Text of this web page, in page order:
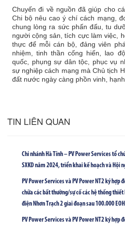
Chuyến đi về nguồn đã giúp cho
Chi bộ nêu cao ý chí cách mạng,
chung lòng ra sức phấn đấu, tu
người cộng sản, tích cực làm việc,
thực để mỗi cán bộ, đảng viên
nhiệm, tinh thần cống hiến, lao
quốc, phụng sự dân tộc, phục vụ
sự nghiệp cách mạng mà Chủ tịch
đất nước ngày càng phồn vinh, hạnh
TIN LIÊN QUAN
Chi nhánh Hà Tĩnh – PV Power Services tổ
SXKD năm 2024, triển khai kế hoạch và Hội
PV Power Services và PV Power NT2 ký hợp
chữa các bất thường/sự cố các hệ thống
điện Nhơn Trạch 2 giai đoạn sau 100.000 EOH
PV Power Services và PV Power NT2 ký hợp